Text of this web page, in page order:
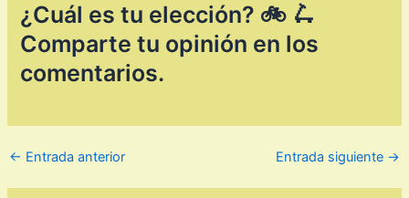
¿Cuál es tu elección? 🚲 🛴
Comparte tu opinión en los
comentarios.
← Entrada anterior Entrada siguiente →